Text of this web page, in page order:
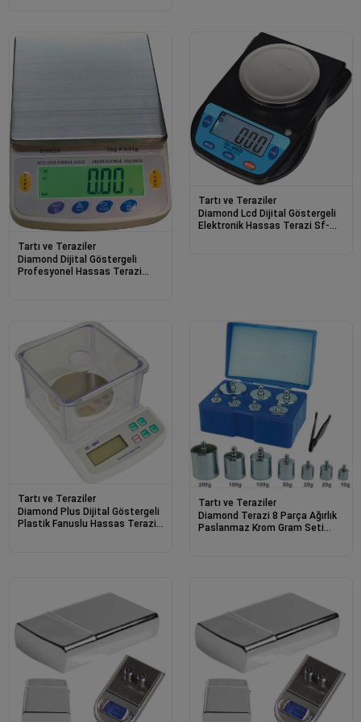
Tartı ve Teraziler
Diamond Dijital Göstergeli
Profesyonel Hassas Terazi
Tartı ve Teraziler
Diamond Lcd Dijital Göstergeli
Elektronik Hassas Terazi Sf-
Tartı ve Teraziler
Diamond Plus Dijital Göstergeli
Plastik Fanuslu Hassas Terazi
Tartı ve Teraziler
Diamond Terazi 8 Parça Ağırlık
Paslanmaz Krom Gram Seti